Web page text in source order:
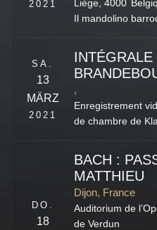
2021 Liège, 4000
Il mandolino
SA.
13
MÄRZ
2021
,
Enregistrement
de chambre de
DO.
18
BACH :
MATTHIEU
Dijon, France
Auditorium de
de Verdun